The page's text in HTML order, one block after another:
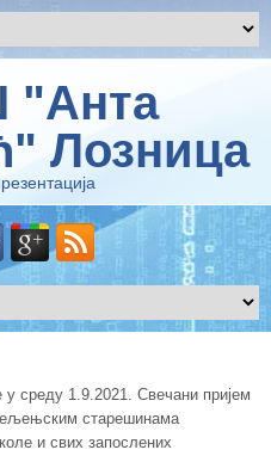
"Анта
Лозница
у среду 1.9.2021. Свечани пријем
старешинама
и свих запослених